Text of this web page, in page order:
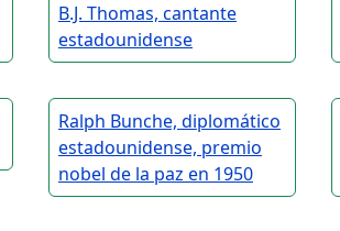
B.J. Thomas, cantante
estadounidense
Ralph Bunche, diplomático
estadounidense, premio
nobel de la paz en 1950